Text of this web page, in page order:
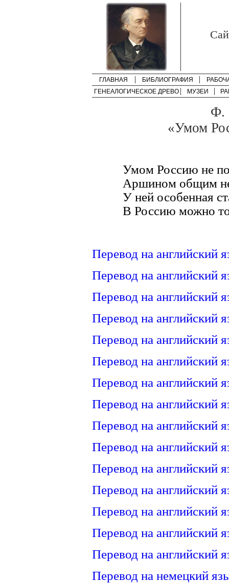
ГЛАВНАЯ БИБЛИОГРАФИЯ
ГЕНЕАЛОГИЧЕСКОЕ ДРЕВО
МУЗЕИ
Ф.
«Умом
Умом Россию не
Аршином общим
У ней особенная
В Россию можно
Перевод на английский
Перевод на английский
Перевод на английский
Перевод на английский
Перевод на английский
Перевод на английский
Перевод на английский
Перевод на английский
Перевод на английский
Перевод на английский
Перевод на английский
Перевод на английский
Перевод на английский
Перевод на английский
Перевод на английский
Перевод на немецкий